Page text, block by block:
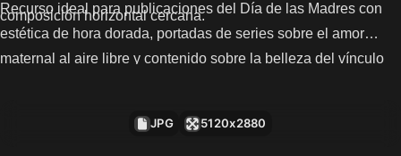
composición horizontal cercana.
Recurso ideal para publicaciones del Día de las Madres con
estética de hora dorada, portadas de series sobre el amor
maternal al aire libre y contenido sobre la belleza del vínculo
JPG 5120x2880